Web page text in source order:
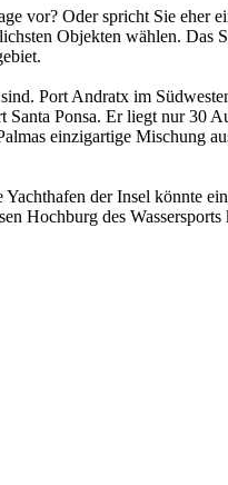
Oder spricht Sie eher
Objekten wählen.
Port Andratx im
Ponsa. Er liegt nur
einzigartige Mischung
der Insel könnte
Hochburg des